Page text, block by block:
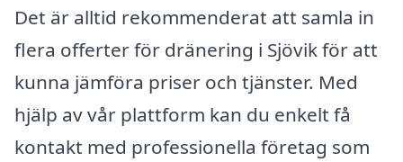
Det är alltid rekommenderat att samla in
flera offerter för dränering i Sjövik för att
kunna jämföra priser och tjänster. Med
hjälp av vår plattform kan du enkelt få
kontakt med professionella företag som